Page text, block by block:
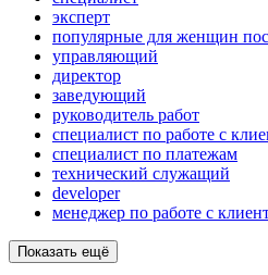
эксперт
популярные для женщин
управляющий
директор
заведующий
руководитель работ
специалист по работе с
специалист по платежам
технический служащий
developer
менеджер по работе с
Показать ещё